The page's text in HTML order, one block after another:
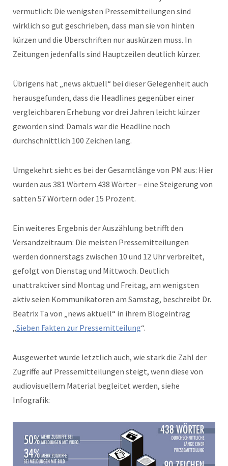
vermutlich: Die wenigsten Pressemitteilungen sind
wirklich so gut geschrieben, dass man sie von hinten
kürzen und die Überschriften nur auskürzen muss. In
Zeitungen jedenfalls sind Hauptzeilen deutlich kürzer.
Übrigens hat „news aktuell“ bei dieser Gelegenheit auch
herausgefunden, dass die Headlines gegenüber einer
vergleichbaren Erhebung vor drei Jahren leicht kürzer
geworden sind: Damals war die Headline noch
durchschnittlich 100 Zeichen lang.
Umgekehrt sieht es bei der Gesamtlänge von PM aus: Hier
wurden aus 381 Wörtern 438 Wörter – eine Steigerung von
satten 57 Wörtern oder 15 Prozent.
Ein weiteres Ergebnis der Auszählung betrifft den
Versandzeitraum: Die meisten Pressemitteilungen
werden donnerstags zwischen 10 und 12 Uhr verbreitet,
gefolgt von Dienstag und Mittwoch. Deutlich
unattraktiver sind Montag und Freitag, am wenigsten
aktiv seien Kommunikatoren am Samstag, beschreibt Dr.
Beatrix Ta von „news aktuell“ in ihrem Blogeintrag
„Sieben Fakten zur Pressemitteilung“.
Ausgewertet wurde letztlich auch, wie stark die Zahl der
Zugriffe auf Pressemitteilungen steigt, wenn diese von
audiovisuellem Material begleitet werden, siehe
Infografik: